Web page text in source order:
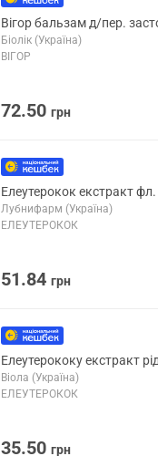
Вігор бальзам д/пер.
Біолік (Україна)
ВІГОР
72.50 грн
Елеутерокок екстракт
Лубнифарм (Україна)
ЕЛЕУТЕРОКОК
51.84 грн
Елеутерококу екстракт
Віола (Україна)
ЕЛЕУТЕРОКОК
35.50 грн